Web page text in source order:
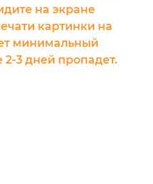
на экране
картинки на
минимальный
2-3 дней пропадет.